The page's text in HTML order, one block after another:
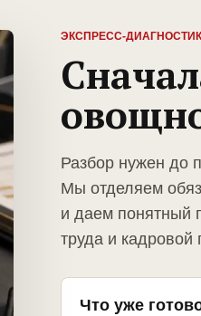
ЭКСПРЕСС-
Разбор нужен до
Мы отделяем
и даем понятный
труда и кадровой
Что уже